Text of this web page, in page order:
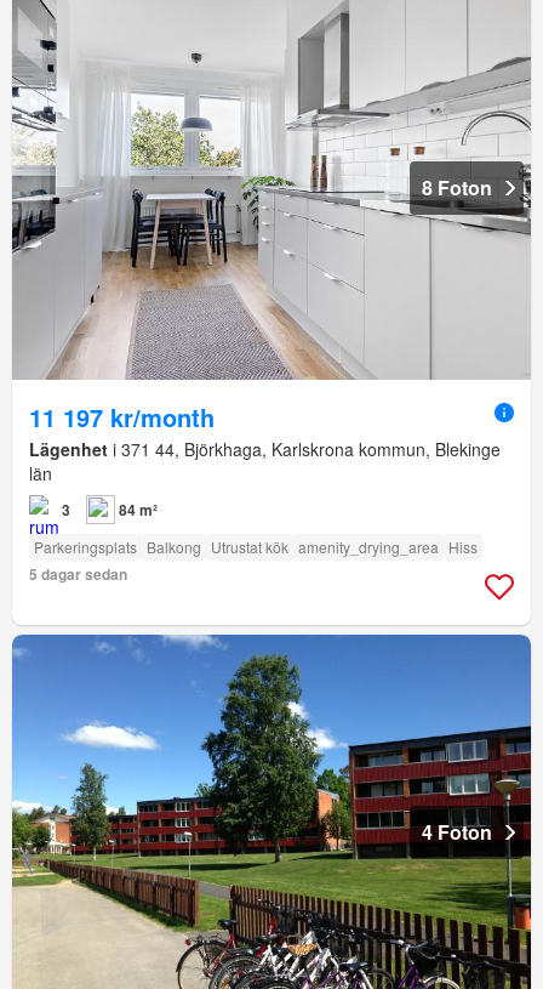
8 Foton
11 197 kr/month
Lägenhet i 371 44, Björkhaga, Karlskrona kommun, Blekinge
län
3 84 m²
Parkeringsplats Balkong Utrustat kök amenity_drying_area Hiss
5 dagar sedan
4 Foton